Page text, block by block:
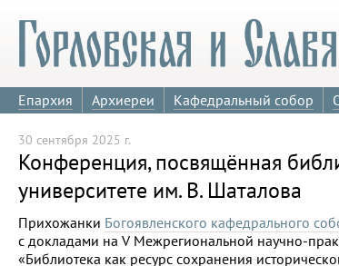
Епархия Архиереи Кафедральный собор
30 сентября 2025 г.
Конференция, посвящённая
университете им. В. Шаталова
Прихожанки Богоявленского кафедрального
с докладами на V Межрегиональной научно-
«Библиотека как ресурс сохранения